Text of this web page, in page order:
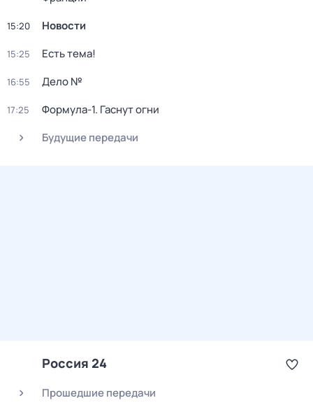
15:20 Новости
15:25 Есть тема!
16:55 Дело №
17:25
Формула-1. Гаснут огни
Будущие передачи
Россия 24
Прошедшие передачи